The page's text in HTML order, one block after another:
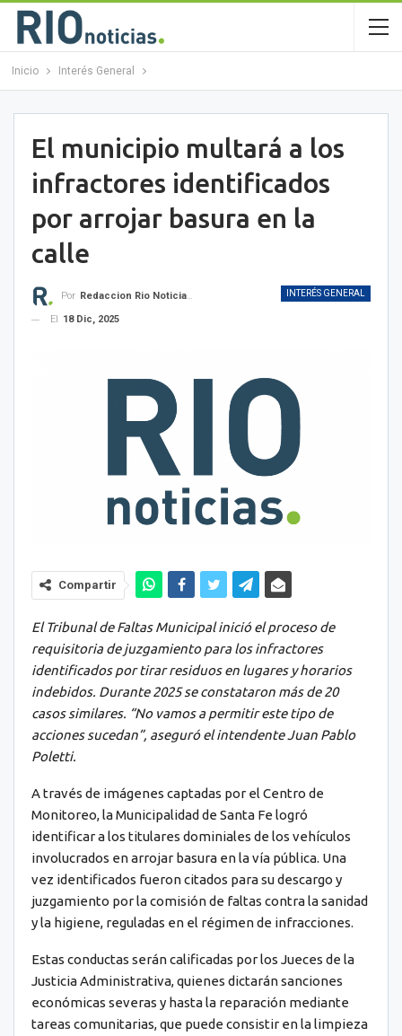
Inicio Interés General
El municipio multará a los
infractores identificados
por arrojar basura en la
calle
INTERÉS GENERAL
Por Redaccion Rio Noticias OK
El
18 Dic, 2025
Compartir
El Tribunal de Faltas Municipal inició el proceso de
requisitoria de juzgamiento para los infractores
identificados por tirar residuos en lugares y horarios
indebidos. Durante 2025 se constataron más de 20
casos similares. “No vamos a permitir este tipo de
acciones sucedan”, aseguró el intendente Juan Pablo
Poletti.
A través de imágenes captadas por el Centro de
Monitoreo, la Municipalidad de Santa Fe logró
identificar a los titulares dominiales de los vehículos
involucrados en arrojar basura en la vía pública. Una
vez identificados fueron citados para su descargo y
juzgamiento por la comisión de faltas contra la sanidad
y la higiene, reguladas en el régimen de infracciones.
Estas conductas serán calificadas por los Jueces de la
Justicia Administrativa, quienes dictarán sanciones
económicas severas y hasta la reparación mediante
tareas comunitarias, que puede consistir en la limpieza